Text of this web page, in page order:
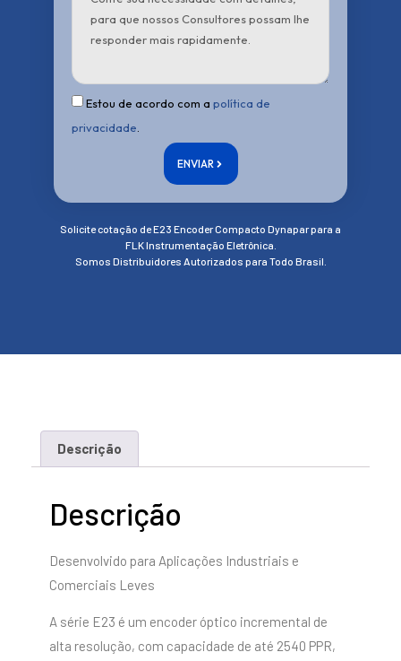
Estou de acordo com a política de
privacidade
ENVIAR
Solicite cotação de E23 Encoder Compacto Dynapar para a
FLK Instrumentação Eletrônica.
Somos Distribuidores Autorizados para Todo Brasil.
Descrição
Descrição
Desenvolvido para Aplicações Industriais e
Comerciais Leves
A série E23 é um encoder óptico incremental de
alta resolução, com capacidade de até 2540 PPR,